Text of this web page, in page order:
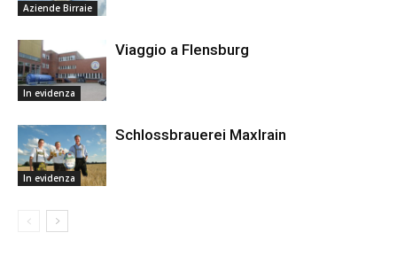
Aziende Birraie
In evidenza
Viaggio a Flensburg
In evidenza
Schlossbrauerei Maxlrain